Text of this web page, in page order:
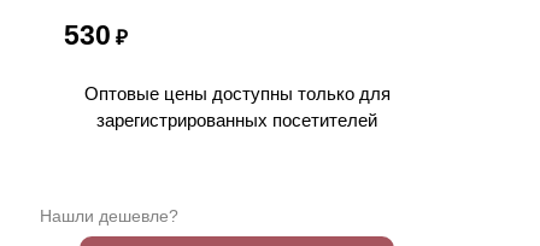
530 ₽
Оптовые цены доступны только для
зарегистрированных посетителей
Нашли дешевле?